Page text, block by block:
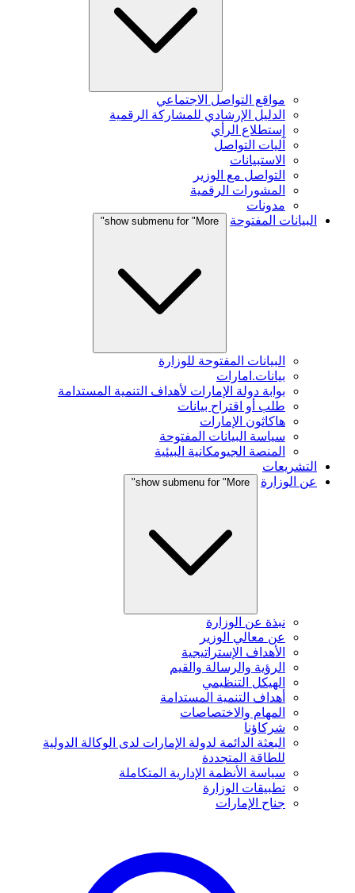
مواقع التواصل الاجتماعي
الدليل الإرشادي للمشاركة الرقمية
إستطلاع الرأي
آليات التواصل
الاستبيانات
التواصل مع الوزير
المشورات الرقمية
مدونات
البيانات المفتوحة
show submenu for "More"
البيانات المفتوحة للوزارة
بيانات.امارات
بوابة دولة الإمارات لأهداف التنمية المستدامة
طلب أو اقتراح بيانات
هاكاثون الإمارات
سياسة البيانات المفتوحة
المنصة الجيومكانية البيئية
التشريعات
عن الوزارة
show submenu for "More"
نبذة عن الوزارة
عن معالي الوزير
الأهداف الإستراتيجية
الرؤية والرسالة والقيم
الهيكل التنظيمي
أهداف التنمية المستدامة
المهام والاختصاصات
شركاؤنا
البعثة الدائمة لدولة الإمارات لدى الوكالة الدولية
للطاقة المتجددة
سياسة الأنظمة الإدارية المتكاملة
تطبيقات الوزارة
جناح الإمارات